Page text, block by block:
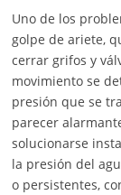
Uno de los
golpe de ariete,
cerrar grifos y
movimiento se
presión que se
parecer
solucionarse
la presión del
o persistentes,